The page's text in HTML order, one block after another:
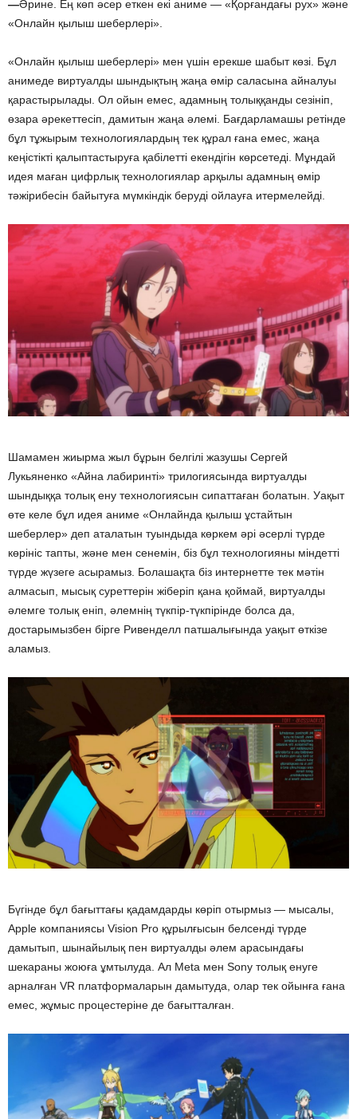
—Әрине. Ең көп әсер еткен екі аниме — «Қорғандағы рух» және
«Онлайн қылыш шеберлері».
«Онлайн қылыш шеберлері» мен үшін ерекше шабыт көзі. Бұл
анимеде виртуалды шындықтың жаңа өмір саласына айналуы
қарастырылады. Ол ойын емес, адамның толыққанды сезініп,
өзара әрекеттесіп, дамитын жаңа әлемі. Бағдарламашы ретінде
бұл тұжырым технологиялардың тек құрал ғана емес, жаңа
кеңістікті қалыптастыруға қабілетті екендігін көрсетеді. Мұндай
идея маған цифрлық технологиялар арқылы адамның өмір
тәжірибесін байытуға мүмкіндік беруді ойлауға итермелейді.
Шамамен жиырма жыл бұрын белгілі жазушы Сергей
Лукьяненко «Айна лабиринті» трилогиясында виртуалды
шындыққа толық ену технологиясын сипаттаған болатын. Уақыт
өте келе бұл идея аниме «Онлайнда қылыш ұстайтын
шеберлер» деп аталатын туындыда көркем әрі әсерлі түрде
көрініс тапты, және мен сенемін, біз бұл технологияны міндетті
түрде жүзеге асырамыз. Болашақта біз интернетте тек мәтін
алмасып, мысық суреттерін жіберіп қана қоймай, виртуалды
әлемге толық еніп, әлемнің түкпір-түкпірінде болса да,
достарымызбен бірге Ривенделл патшалығында уақыт өткізе
аламыз.
Бүгінде бұл бағыттағы қадамдарды көріп отырмыз — мысалы,
Apple компаниясы Vision Pro құрылғысын белсенді түрде
дамытып, шынайылық пен виртуалды әлем арасындағы
шекараны жоюға ұмтылуда. Ал Meta мен Sony толық енуге
арналған VR платформаларын дамытуда, олар тек ойынға ғана
емес, жұмыс процестеріне де бағытталған.